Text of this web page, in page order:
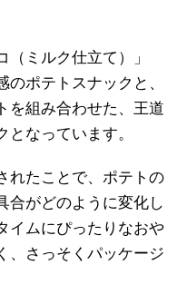
ミルク仕立て）」
ポテトスナックと、
を組み合わせた、王道
なっています。
れたことで、ポテトの
合がどのように変化し
イムにぴったりなおや
、さっそくパッケージ